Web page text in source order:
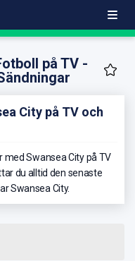
på TV -
City på TV och
Swansea City på TV
du alltid den senaste
Swansea City.